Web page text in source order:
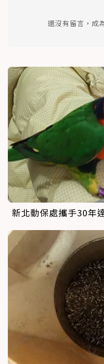
還沒有留言，成
新北動保處攜手30年